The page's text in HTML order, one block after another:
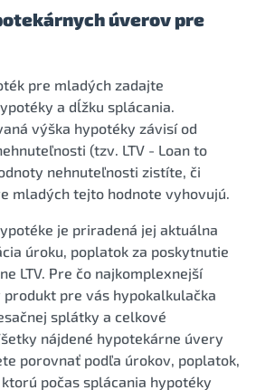
úverov pre
pre mladých zadajte
a dĺžku splácania.
výška hypotéky závisí od
(tzv. LTV - Loan to
nehnuteľnosti zistíte, či
mladých tejto hodnote vyhovujú.
je priradená jej aktuálna
úroku, poplatok za poskytnutie
LTV. Pre čo najkomplexnejší
pre vás hypokalkulačka
splátky a celkové
nájdené hypotekárne úvery
porovnať podľa úrokov, poplatok,
počas splácania hypotéky